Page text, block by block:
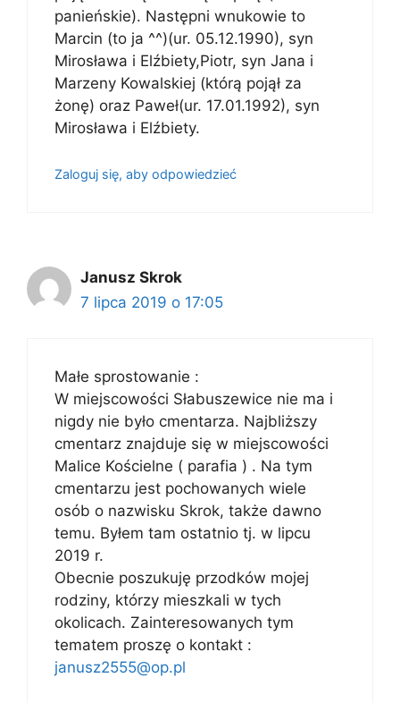
panieńskie). Następni wnukowie to
Marcin (to ja ^^)(ur. 05.12.1990), syn
Mirosława i Elźbiety,Piotr, syn Jana i
Marzeny Kowalskiej (którą pojął za
żonę) oraz Paweł(ur. 17.01.1992), syn
Mirosława i Elźbiety.
Zaloguj się, aby odpowiedzieć
Janusz Skrok
7 lipca 2019 o 17:05
Małe sprostowanie :
W miejscowości Słabuszewice nie ma i
nigdy nie było cmentarza. Najbliższy
cmentarz znajduje się w miejscowości
Malice Kościelne ( parafia ) . Na tym
cmentarzu jest pochowanych wiele
osób o nazwisku Skrok, także dawno
temu. Byłem tam ostatnio tj. w lipcu
2019 r.
Obecnie poszukuję przodków mojej
rodziny, którzy mieszkali w tych
okolicach. Zainteresowanych tym
tematem proszę o kontakt :
janusz2555@op.pl